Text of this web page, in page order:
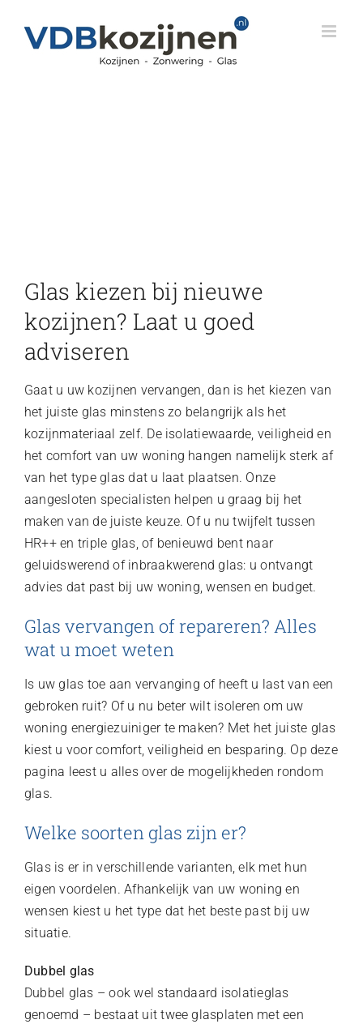
content
Glas kiezen bij nieuwe
kozijnen? Laat u goed
adviseren
Gaat u uw kozijnen vervangen, dan is het kiezen van
het juiste glas minstens zo belangrijk als het
kozijnmateriaal zelf. De isolatiewaarde, veiligheid en
het comfort van uw woning hangen namelijk sterk af
van het type glas dat u laat plaatsen. Onze
aangesloten specialisten helpen u graag bij het
maken van de juiste keuze. Of u nu twijfelt tussen
HR++ en triple glas, of benieuwd bent naar
geluidswerend of inbraakwerend glas: u ontvangt
advies dat past bij uw woning, wensen en budget.
Glas vervangen of repareren? Alles
wat u moet weten
Is uw glas toe aan vervanging of heeft u last van een
gebroken ruit? Of u nu beter wilt isoleren om uw
woning energiezuiniger te maken? Met het juiste glas
kiest u voor comfort, veiligheid en besparing. Op deze
pagina leest u alles over de mogelijkheden rondom
glas.
Welke soorten glas zijn er?
Glas is er in verschillende varianten, elk met hun
eigen voordelen. Afhankelijk van uw woning en
wensen kiest u het type dat het beste past bij uw
situatie.
Dubbel glas
Dubbel glas – ook wel standaard isolatieglas
genoemd – bestaat uit twee glasplaten met een